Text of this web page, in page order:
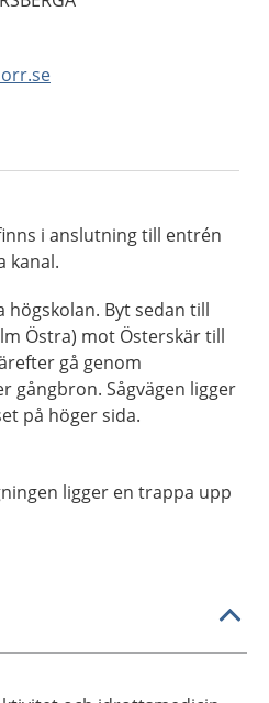
i anslutning till entrén
kanal.
högskolan. Byt sedan till
Östra) mot Österskär till
gå genom
gångbron. Sågvägen ligger
på höger sida.
ligger en trappa upp